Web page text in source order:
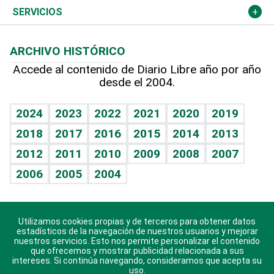
Resto del mundo
Economía personal
Podcast Arte Libre
Hablando con el pediatra
Vida y familia
Eñe
Celebrando la vida
Sin complejos
En pocas palabras
Escuchando al corazón
Economía Personal
Más deportes
TBT Deportivo
Columnistas
Más firmas
Cambio climático
Opinión
Hecho en casa
Guía del dinero
SERVICIOS
Cumpleaños
Horóscopos
Crucigramas
ARCHIVO HISTÓRICO
Accede al contenido de Diario Libre año por año
desde el 2004.
2024 2023 2022 2021 2020
2019
2018
2017 2016 2015 2014
2013
2012
2011 2010 2009 2008
2007
2006
2005 2004
Descarga nuestras aplicaciones para Android, iOS y
sistema Huawei.
Utilizamos cookies propias y de terceros para obtener datos
estadísticos de la navegación de nuestros usuarios y mejorar
nuestros servicios. Esto nos permite personalizar el contenido
que ofrecemos y mostrar publicidad relacionada a sus
intereses. Si continúa navegando, consideramos que acepta su
uso.